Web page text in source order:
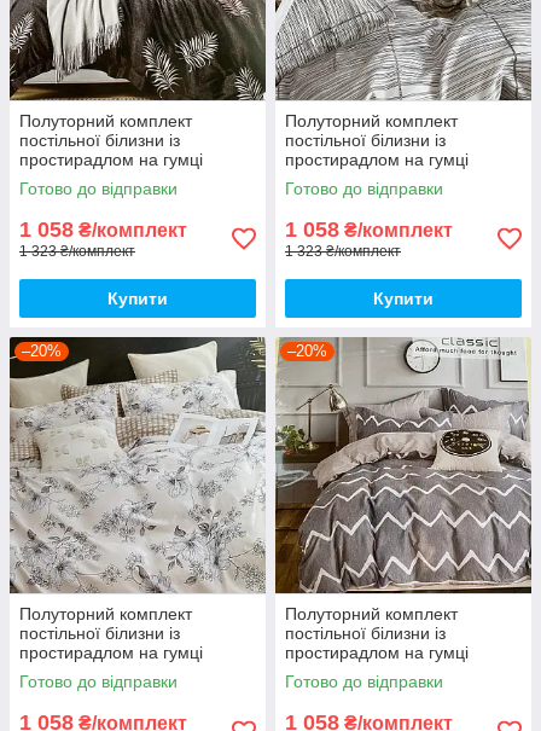
Полуторний комплект
постільної білизни із
простирадлом на гумці
150*220см. Постільна білизна
з фланелі
Готово до відправки
1 058 ₴/комплект
1 323 ₴/комплект
Купити
Полуторний комплект
постільної білизни із
простирадлом на гумці
150*220см. Постільна білизна
з фланелі
Готово до відправки
1 058 ₴/комплект
1 323 ₴/комплект
Купити
–20%
Полуторний комплект
постільної білизни із
простирадлом на гумці
150*220см. Постільна білизна
з фланелі
Готово до відправки
1 058 ₴/комплект
–20%
Полуторний комплект
постільної білизни із
простирадлом на гумці
150*220см. Постільна білизна
з фланелі
Готово до відправки
1 058 ₴/комплект